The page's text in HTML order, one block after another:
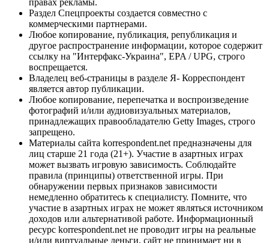
Раздел Спецпроекты создается совместно с
коммерческими партнерами.
Любое копирование, публикация, републикация и
другое распространение информации, которое содержит
ссылку на "Интерфакс-Украина", EPA / UPG, строго
воспрещается.
Владелец веб-страницы в разделе Я- Корреспондент
является автор публикации.
Любое копирование, перепечатка и воспроизведение
фотографий и/или аудиовизуальных материалов,
принадлежащих правообладателю Getty Images, строго
запрещено.
Материалы сайта korrespondent.net предназначены для
лиц старше 21 года (21+). Участие в азартных играх
может вызвать игровую зависимость. Соблюдайте
правила (принципы) ответственной игры. При
обнаружении первых признаков зависимости
немедленно обратитесь к специалисту. Помните, что
участие в азартных играх не может являться источником
доходов или альтернативой работе. Информационный
ресурс korrespondent.net не проводит игры на реальные
и/или виртуальные деньги, сайт не принимает ни в